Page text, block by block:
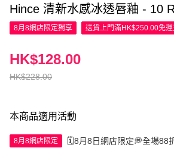
Hince 清新水感冰透唇釉 - 10
8月8網店限定獨享 送貨上門滿HK$250.00免運
HK$228.00
HK$128.00
本商品適用活動
8月8網店限定 🗓️8月8日網店限定💭全場88